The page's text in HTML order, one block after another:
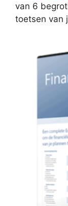
van 6
toetsen van